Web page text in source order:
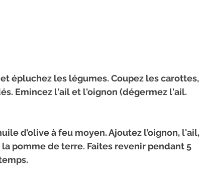
épluchez les légumes. Coupez les carottes,
Emincez l'ail et l'oignon (dégermez l'ail.
d’olive à feu moyen. Ajoutez l’oignon, l'ail,
pomme de terre. Faites revenir pendant 5